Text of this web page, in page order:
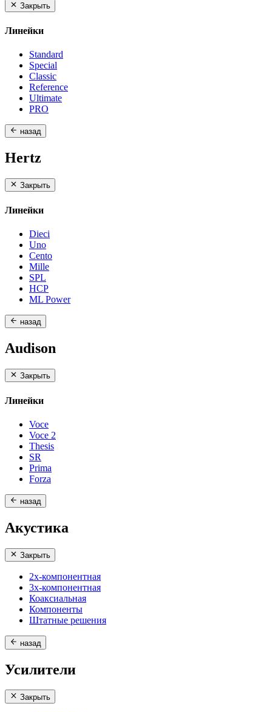
Закрыть
Линейки
Standard
Special
Classic
Reference
Ultimate
PRO
назад
Hertz
Закрыть
Линейки
Dieci
Uno
Cento
Mille
SPL
HCP
ML Power
назад
Audison
Закрыть
Линейки
Voce
Voce 2
Thesis
SR
Prima
Forza
назад
Акустика
Закрыть
2х-компонентная
3х-компонентная
Коаксиальная
Компоненты
Штатные решения
назад
Усилители
Закрыть